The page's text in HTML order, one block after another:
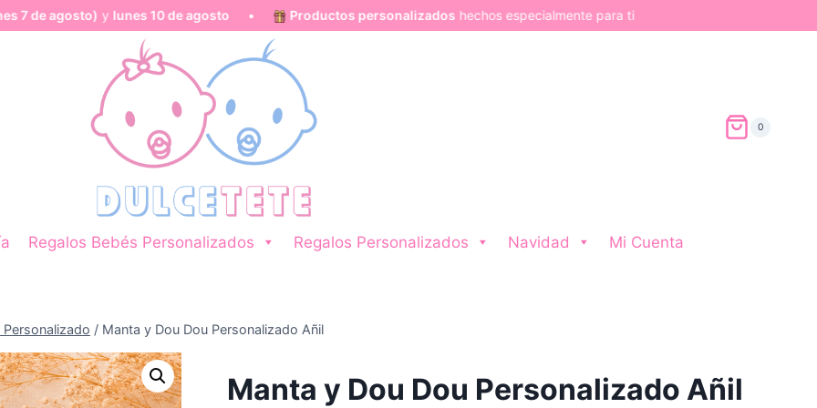
lunes 10 de agosto• Productos personalizadoshechos especialmente para ti
0
Regalos Bebés Personalizados Regalos Personalizados Navidad Mi Cuenta
Personalizado / Manta y Dou Dou Personalizado Añil
Manta y Dou Dou Personalizado Añil